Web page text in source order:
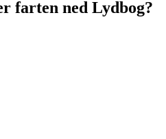
farten ned Lydbog?